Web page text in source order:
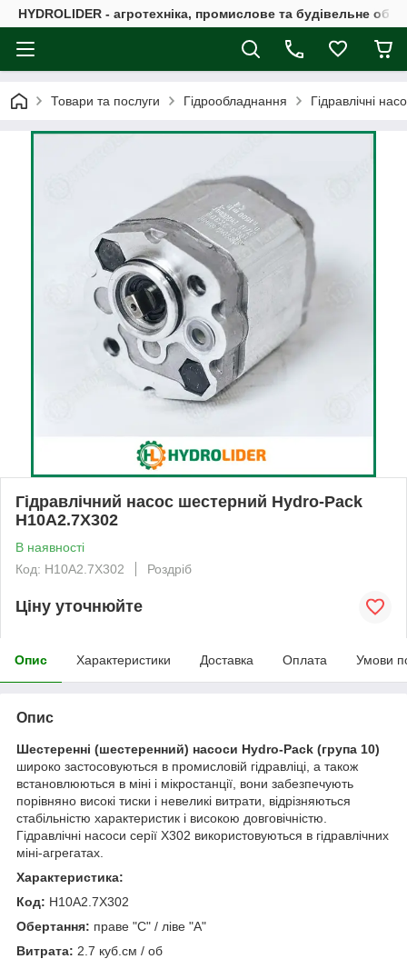
HYDROLIDER - агротехніка, промислове та будівельне
Товари та послуги Гідрообладнання Гідравлічні
Гідравлічний насос шестерний Hydro-Pack
H10A2.7X302
В наявності
Код: H10A2.7X302
Роздріб
Ціну уточнюйте
Опис Характеристики Доставка Оплата Умови
Опис
Шестеренні (шестеренний) насоси Hydro-Pack (група 10)
широко застосовуються в промисловій гідравліці, а також
встановлюються в міні і мікростанції, вони забезпечують
порівняно високі тиски і невеликі витрати, відрізняються
стабільністю характеристик і високою довговічністю.
Гідравлічні насоси серії X302 використовуються в гідравлічних
міні-агрегатах.
Характеристика:
Код: H10A2.7X302
Обертання: праве "С" / ліве "А"
Витрата: 2.7 куб.см / об